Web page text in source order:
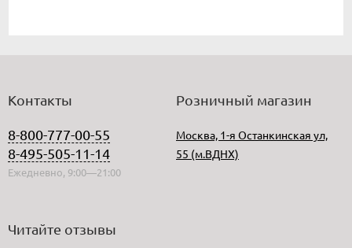
Контакты
8-800-777-00-55
8-495-505-11-14
Ежедневно, 9:00—21:00
Розничный магазин
Москва, 1-я Останкинская ул,
55 (м.ВДНХ)
Читайте отзывы